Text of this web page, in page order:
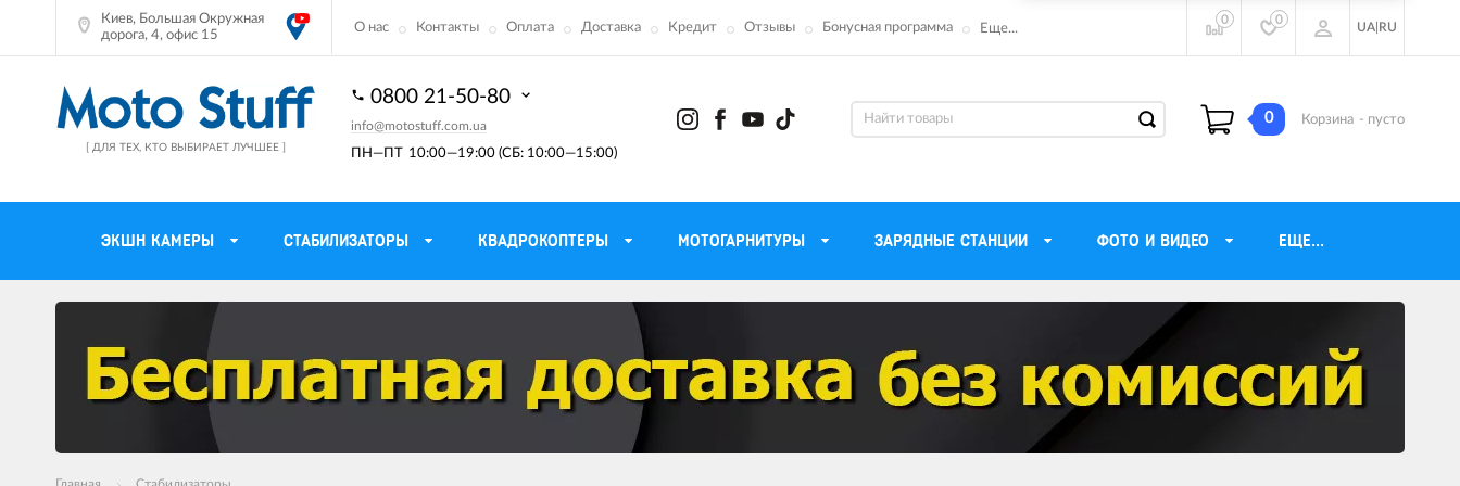
Киев, Большая Окружная
дорога, 4, офис 15
О нас Контакты Оплата Доставка Кредит Отзывы Бонусная программа Еще...
0 0
UA RU
[ ДЛЯ ТЕХ, КТО ВЫБИРАЕТ ЛУЧШЕЕ ] ПН—ПТ 10:00—19:00 (СБ: 10:00—15:00)
0800 21-50-80
info@motostuff.com.ua 0 Корзина - пусто
ЭКШН КАМЕРЫ СТАБИЛИЗАТОРЫ КВАДРОКОПТЕРЫ МОТОГАРНИТУРЫ ЗАРЯДНЫЕ СТАНЦИИ ФОТО И ВИДЕО ЕЩЕ...
Мотоперчатки
Мотокуртки
Моторюкзаки и сумки
Мото GPS навигаторы
мотоцикла
Трансмиссионные масла
Смазка и чистка цепи
Радиостанции Motorola
Приборы ночного видения
Инверторные генераторы
Трехфазные генераторы